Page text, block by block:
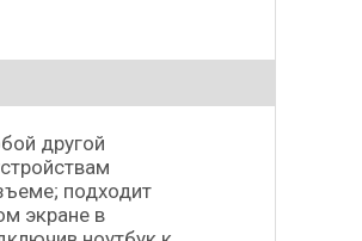
другой
подходит
экране в